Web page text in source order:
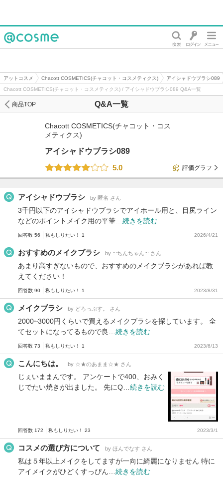
アットコスメ Chacott COSMETICS(チャコット・コスメティクス)
アイシャドウブラシ089
Chacott COSMETICS(チャコット・コスメティクス) / アイシャドウブラシ089 Q&A一覧
Q&A一覧
商品TOP
Chacott COSMETICS(チャコット・コス
メティクス)
アイシャドウブラシ089
5.0
評価グラフ
アイシャドウブラシ by 匿名 さん
3千円以下のアイシャドウブラシでアイホール用と、目尻ライン
などのポイントメイク用の平筆… 続きを読む
回答数 56 私もしりたい！ 1 2026/4/21
おすすめのメイクブラシ by :::ちんちゃん::: さん
あまり高すぎないもので、おすすめのメイクブラシがあれば教
えてください！
回答数 90 私もしりたい！ 1 2023/8/31
メイクブラシ by どろっぷす。 さん
2000~3000円くらいで買えるメイクブラシを探しています。 全
てセットになってるもので良… 続きを読む
回答数 73 私もしりたい！ 1 2023/6/13
こんにちは。 by ☆★のあまま☆★ さん
じぇいままんです。 アンケートで400、おみく
じでたい焼きが出ました。 先にQ… 続きを読む
回答数 172 私もしりたい！ 23 2023/3/1
コスメの選び方について by ほんでなす さん
私は５年以上メイクをしてますが一向に綺麗になりません 特に
アイメイクがひどくすっぴん… 続きを読む